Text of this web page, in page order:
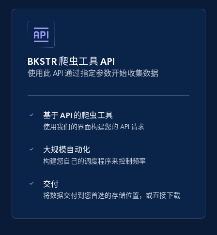
BKSTR 爬虫工具 API
使用此 API 通过指定参数开始收集数据
基于 API 的爬虫工具
使用我们的界面构建您的 API 请求
大规模自动化
构建您自己的调度程序来控制频率
交付
将数据交付到您首选的存储位置，或直接下载